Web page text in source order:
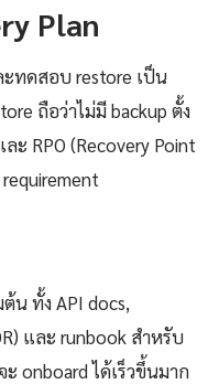
Plan
ทดสอบ restore เป็น
ถือว่าไม่มี backup ตั้ง
ะ RPO (Recovery Point
น ทั้ง API docs,
และ runbook สำหรับ
onboard ได้เร็วขึ้นมาก